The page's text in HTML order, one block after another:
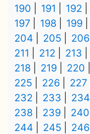
190
191 192
197
198 199
204
205 206
211
212 213
218
219 220
225
226 227
232
233 234
238
239 240
244
245 246